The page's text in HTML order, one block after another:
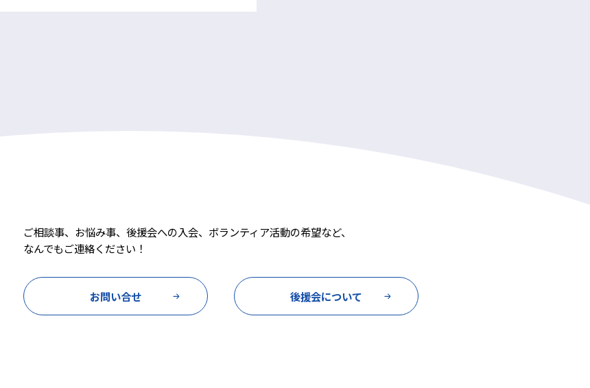
ご相談事、お悩み事、後援会への入会、ボランティア活動の希望など、
なんでもご連絡ください！
お問い合せ 後援会について